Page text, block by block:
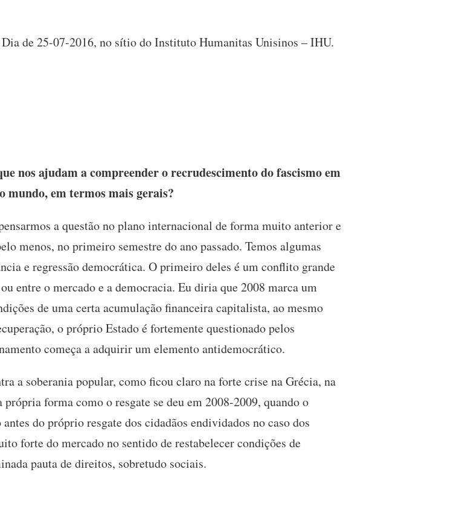
de 25-07-2016, no sítio do Instituto Humanitas Unisinos – IHU.
nos ajudam a compreender o recrudescimento do fascismo em
mundo, em termos mais gerais?
a questão no plano internacional de forma muito anterior e
menos, no primeiro semestre do ano passado. Temos algumas
e regressão democrática. O primeiro deles é um conflito grande
entre o mercado e a democracia. Eu diria que 2008 marca um
de uma certa acumulação financeira capitalista, ao mesmo
o próprio Estado é fortemente questionado pelos
começa a adquirir um elemento antidemocrático.
a soberania popular, como ficou claro na forte crise na Grécia, na
forma como o resgate se deu em 2008-2009, quando o
do próprio resgate dos cidadãos endividados no caso dos
forte do mercado no sentido de restabelecer condições de
pauta de direitos, sobretudo sociais.